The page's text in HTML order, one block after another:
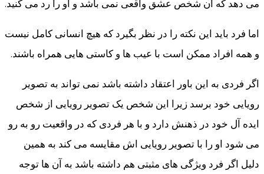
می دهد که آن شخص عشق واقعی نمی باشد و او را رد می کنید.
اما فرد باید این نکته را در نظر بگیرد که هیچ انسانی کامل نیست
و همه افراد ممکن است با عیب ها و کاستی هایی همراه باشند.
اگر فردی به این باور اعتقاد داشته باشد نمی تواند به تصویر
رویایی خود برسد زیرا این شخص یک تصویر رویایی از شخص
ایده آل خود در ذهنش دارد و با هر فردی که در واقعیت رو به رو
می شود او را با تصویر رویایی اش مقایسه می کند به همین
دلیل اگر فرد ویژگی های مثبتی هم داشته باشد به آن ها توجه